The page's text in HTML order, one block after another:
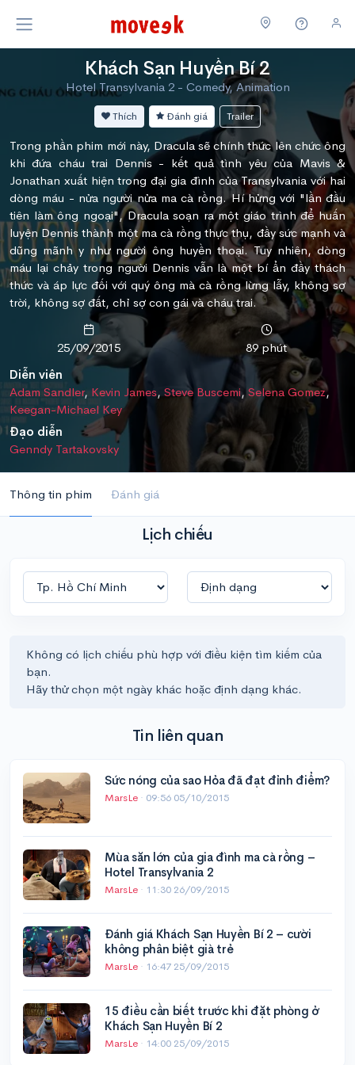
Khách Sạn Huyền Bí 2
Hotel Transylvania 2 - Comedy, Animation
Thích Đánh giá Trailer
Trong phần phim mới này, Dracula sẽ chính thức lên chức ông
khi đứa cháu trai Dennis - kết quả tình yêu của Mavis &
Jonathan xuất hiện trong đại gia đình của Transylvania với hai
dòng máu - nửa người nửa ma cà rồng. Hí hửng với "lần đầu
tiên làm ông ngoại", Dracula soạn ra một giáo trình để huấn
luyện Dennis thành một ma cà rồng thực thụ, đầy sức mạnh và
dũng mãnh y như người ông huyền thoại. Tuy nhiên, dòng
máu lại chảy trong người Dennis vẫn là một bí ẩn đầy thách
thức và áp lực đối với quý ông mà cà rồng lừng lẫy, không sợ
trời, không sợ đất, chỉ sợ con gái và cháu trai.
25/09/2015
89 phút
Diễn viên
Adam Sandler, Kevin James, Steve Buscemi, Selena Gomez,
Keegan-Michael Key
Đạo diễn
Genndy Tartakovsky
Thông tin phim Đánh giá
Lịch chiếu
Không có lịch chiếu phù hợp với điều kiện tìm kiếm của
bạn.
Hãy thử chọn một ngày khác hoặc định dạng khác.
Tin liên quan
Sức nóng của sao Hỏa đã đạt đỉnh điểm?
MarsLe · 09:56 05/10/2015
Mùa săn lớn của gia đình ma cà rồng –
Hotel Transylvania 2
MarsLe · 11:30 26/09/2015
Đánh giá Khách Sạn Huyền Bí 2 – cười
không phân biệt già trẻ
MarsLe · 16:47 25/09/2015
15 điều cần biết trước khi đặt phòng ở
Khách Sạn Huyền Bí 2
MarsLe · 14:00 25/09/2015